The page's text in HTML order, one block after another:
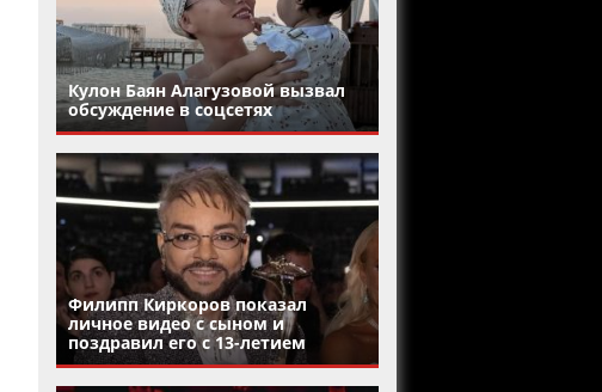
Кулон Баян Алагузовой вызвал
обсуждение в соцсетях
Филипп Киркоров показал
личное видео с сыном и
поздравил его с 13-летием